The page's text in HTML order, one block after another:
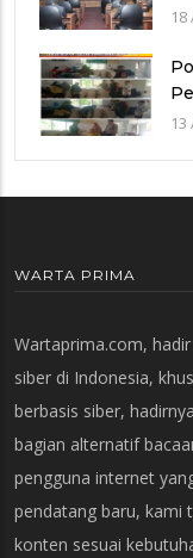
18
13
WARTA PRIMA
Wartaprima.com,
siber di Indonesia,
berbasis siber,
bagian alternatif
pengguna internet
pendatang baru, kami
konten sesuai